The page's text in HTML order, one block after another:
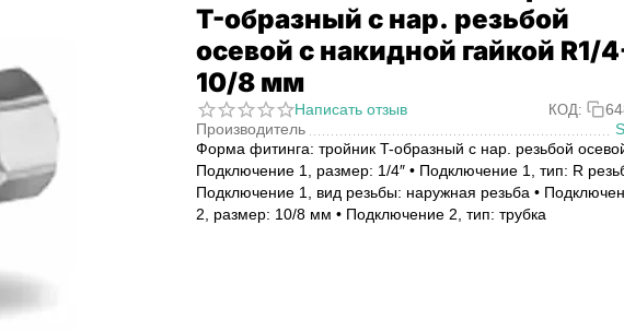
T-образный с нар. резьбой
осевой с накидной гайкой R1/
10/8 мм
Написать отзыв КОД:
Производитель
Форма фитинга: тройник T-образный с нар. резьбой
Подключение 1, размер: 1/4″ • Подключение 1, тип: R
Подключение 1, вид резьбы: наружная резьба •
2, размер: 10/8 мм • Подключение 2, тип: трубка